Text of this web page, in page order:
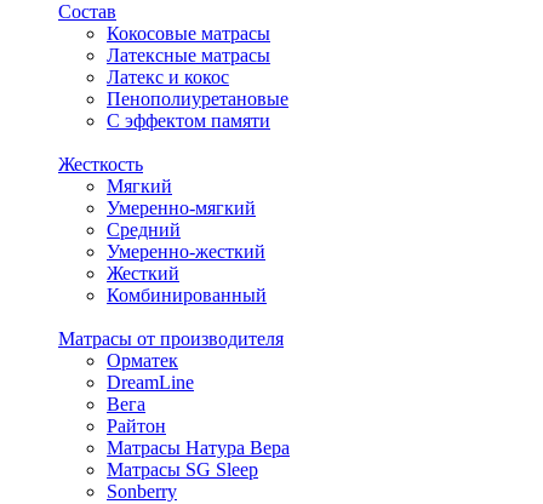
Состав
Кокосовые матрасы
Латексные матрасы
Латекс и кокос
Пенополиуретановые
С эффектом памяти
Жесткость
Мягкий
Умеренно-мягкий
Средний
Умеренно-жесткий
Жесткий
Комбинированный
Матрасы от производителя
Орматек
DreamLine
Вега
Райтон
Матрасы Натура Вера
Матрасы SG Sleep
Sonberry